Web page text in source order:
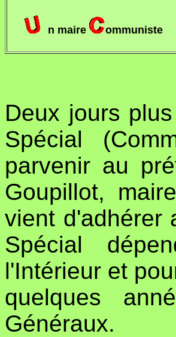
n maire ommuniste
Deux jours
Spécial
parvenir au
Goupillot,
vient d'adhérer
Spécial
l'Intérieur et
quelques
Généraux.